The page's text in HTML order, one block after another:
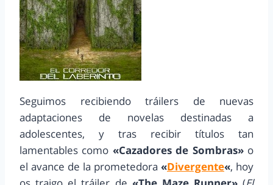
Seguimos recibiendo tráilers de nuevas
adaptaciones de novelas destinadas a
adolescentes, y tras recibir títulos tan
lamentables como «Cazadores de Sombras»o
el avance de la prometedora «Divergente«, hoy